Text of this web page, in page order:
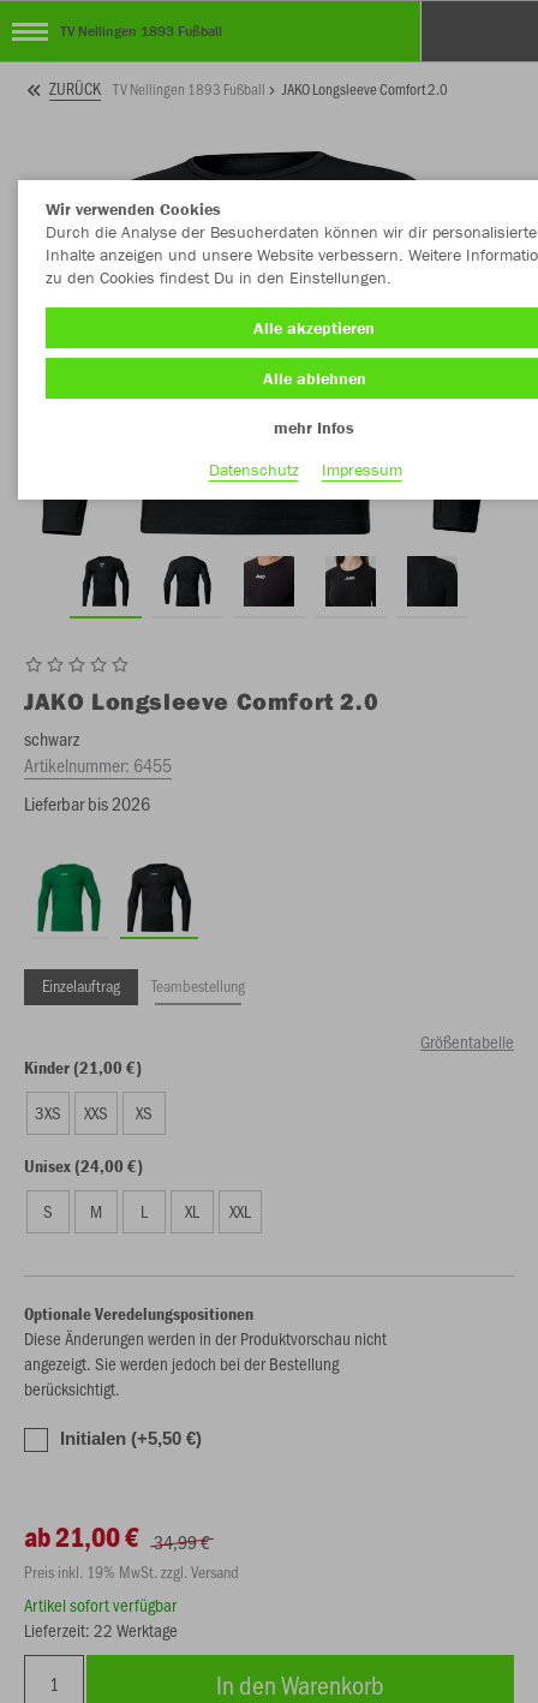
TV Nellingen 1893 Fußball
ZURÜCK TV Nellingen 1893 Fußball JAKO Longsleeve Comfort 2.0
JAKO Longsleeve Comfort 2.0
schwarz
Artikelnummer: 6455
Lieferbar bis 2026
Einzelauftrag Teambestellung
Größentabelle
Kinder (21,00 €)
3XS XXS XS
Unisex (24,00 €)
S M L XL XXL
Optionale Veredelungspositionen
Diese Änderungen werden in der Produktvorschau nicht
angezeigt. Sie werden jedoch bei der Bestellung
berücksichtigt.
Initialen (+5,50 €)
ab 21,00 € 34,99 €
Preis inkl. 19% MwSt. zzgl. Versand
Artikel sofort verfügbar
Lieferzeit: 22 Werktage
In den Warenkorb
Wir verwenden Cookies
Durch die Analyse der Besucherdaten können wir dir personalisierte
Inhalte anzeigen und unsere Website verbessern. Weitere
zu den Cookies findest Du in den Einstellungen.
Alle akzeptieren
Alle ablehnen
mehr Infos
Datenschutz
Impressum